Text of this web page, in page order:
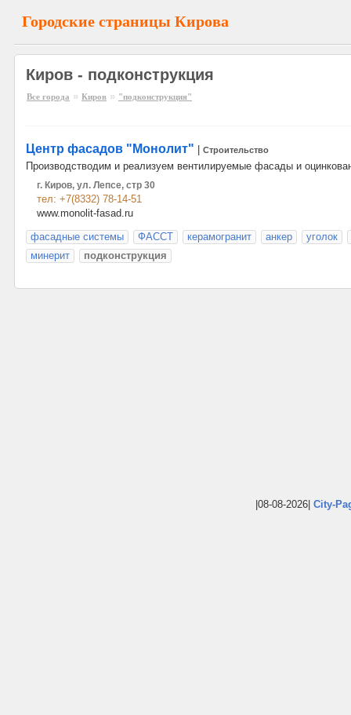
Городские страницы Кирова
Киров - подконструкция
Все города » Киров » "подконструкция"
Центр фасадов "Монолит" Строительство
Производстводим и реализуем вентилируемые фасады и
г. Киров, ул. Лепсе, стр 30
тел: +7(8332) 78-14-51
www.monolit-fasad.ru
фасадные системы
ФАССТ керамогранит анкер
уголок
минерит
подконструкция
|08-08-2026| City-